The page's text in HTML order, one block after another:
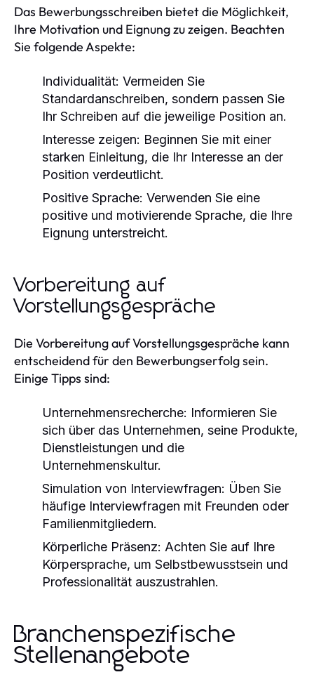
Das Bewerbungsschreiben bietet die Möglichkeit,
Ihre Motivation und Eignung zu zeigen. Beachten
Sie folgende Aspekte:
Individualität: Vermeiden Sie
Standardanschreiben, sondern passen Sie
Ihr Schreiben auf die jeweilige Position an.
Interesse zeigen: Beginnen Sie mit einer
starken Einleitung, die Ihr Interesse an der
Position verdeutlicht.
Positive Sprache: Verwenden Sie eine
positive und motivierende Sprache, die Ihre
Eignung unterstreicht.
Vorbereitung auf
Vorstellungsgespräche
Die Vorbereitung auf Vorstellungsgespräche kann
entscheidend für den Bewerbungserfolg sein.
Einige Tipps sind:
Unternehmensrecherche: Informieren Sie
sich über das Unternehmen, seine Produkte,
Dienstleistungen und die
Unternehmenskultur.
Simulation von Interviewfragen: Üben Sie
häufige Interviewfragen mit Freunden oder
Familienmitgliedern.
Körperliche Präsenz: Achten Sie auf Ihre
Körpersprache, um Selbstbewusstsein und
Professionalität auszustrahlen.
Branchenspezifische
Stellenangebote